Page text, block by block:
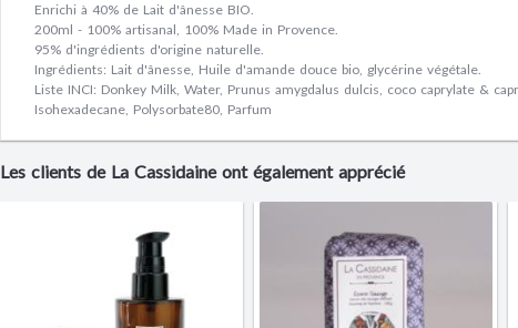
Enrichi à 40% de Lait d'ânesse BIO.
200ml - 100% artisanal, 100% Made in Provence.
95% d'ingrédients d'origine naturelle.
Ingrédients: Lait d'ânesse, Huile d'amande douce bio, glycérine végétale.
Liste INCI: Donkey Milk, Water, Prunus amygdalus dulcis, coco caprylate &
Isohexadecane, Polysorbate80, Parfum
Les clients de La Cassidaine ont également apprécié